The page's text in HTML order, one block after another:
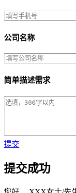
公司名称
简单描述需求
提交
提交成功